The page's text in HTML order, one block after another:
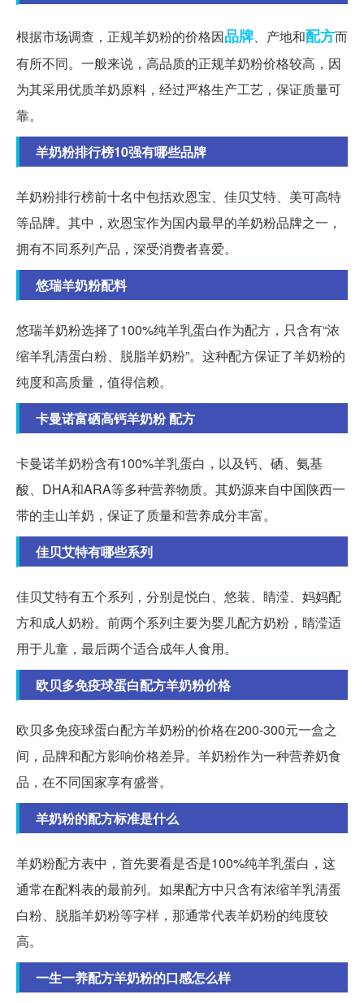
根据市场调查，正规羊奶粉的价格因品牌、产地和配方而
有所不同。一般来说，高品质的正规羊奶粉价格较高，因
为其采用优质羊奶原料，经过严格生产工艺，保证质量可
靠。
羊奶粉排行榜10强有哪些品牌
羊奶粉排行榜前十名中包括欢恩宝、佳贝艾特、美可高特
等品牌。其中，欢恩宝作为国内最早的羊奶粉品牌之一，
拥有不同系列产品，深受消费者喜爱。
悠瑞羊奶粉配料
悠瑞羊奶粉选择了100%纯羊乳蛋白作为配方，只含有“浓
缩羊乳清蛋白粉、脱脂羊奶粉”。这种配方保证了羊奶粉的
纯度和高质量，值得信赖。
卡曼诺富硒高钙羊奶粉 配方
卡曼诺羊奶粉含有100%羊乳蛋白，以及钙、硒、氨基
酸、DHA和ARA等多种营养物质。其奶源来自中国陕西一
带的圭山羊奶，保证了质量和营养成分丰富。
佳贝艾特有哪些系列
佳贝艾特有五个系列，分别是悦白、悠装、睛滢、妈妈配
方和成人奶粉。前两个系列主要为婴儿配方奶粉，睛滢适
用于儿童，最后两个适合成年人食用。
欧贝多免疫球蛋白配方羊奶粉价格
欧贝多免疫球蛋白配方羊奶粉的价格在200-300元一盒之
间，品牌和配方影响价格差异。羊奶粉作为一种营养奶食
品，在不同国家享有盛誉。
羊奶粉的配方标准是什么
羊奶粉配方表中，首先要看是否是100%纯羊乳蛋白，这
通常在配料表的最前列。如果配方中只含有浓缩羊乳清蛋
白粉、脱脂羊奶粉等字样，那通常代表羊奶粉的纯度较
高。
一生一养配方羊奶粉的口感怎么样